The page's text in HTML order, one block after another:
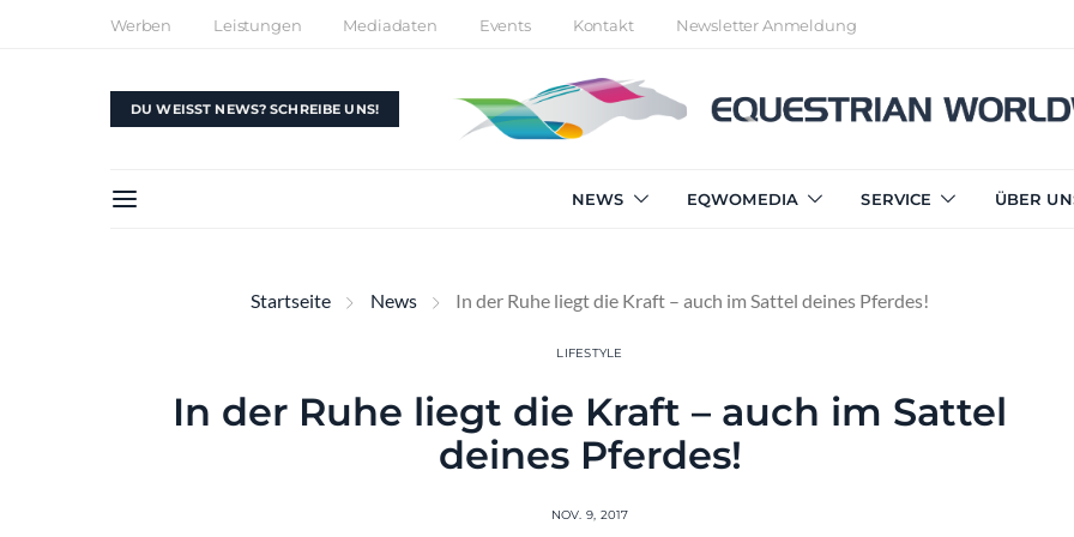
Werben Leistungen Mediadaten Events Kontakt Newsletter Anmeldung
DU WEISST NEWS? SCHREIBE UNS!
NEWS EQWOMEDIA SERVICE ÜBER
Startseite News In der Ruhe liegt die Kraft – auch im Sattel deines Pferdes!
LIFESTYLE
In der Ruhe liegt die Kraft – auch im Sattel
deines Pferdes!
NOV. 9, 2017